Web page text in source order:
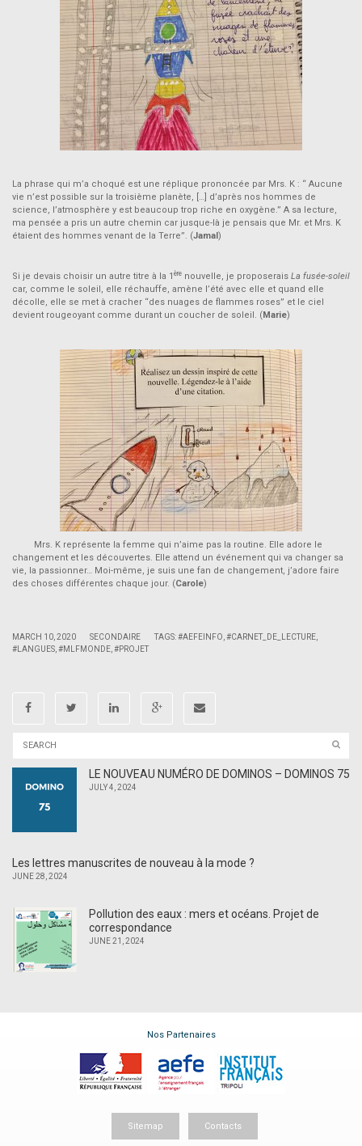
La phrase qui m’a choqué est une réplique prononcée par Mrs. K : “ Aucune
vie n’est possible sur la troisième planète, […] d’après nos hommes de
science, l’atmosphère y est beaucoup trop riche en oxygène.” A sa lecture,
ma pensée a pris un autre chemin car jusque-là je pensais que Mr. et Mrs. K
étaient des hommes venant de la Terre”. (Jamal)
Si je devais choisir un autre titre à la 1 ère nouvelle, je proposerais La fusée-soleil
car, comme le soleil, elle réchauffe, amène l’été avec elle et quand elle
décolle, elle se met à cracher “des nuages de flammes roses” et le ciel
devient rougeoyant comme durant un coucher de soleil. (Marie)
Mrs. K représente la femme qui n’aime pas la routine. Elle adore le
changement et les découvertes. Elle attend un événement qui va changer sa
vie, la passionner… Moi-même, je suis une fan de changement, j’adore faire
des choses différentes chaque jour. (Carole)
MARCH 10, 2020 SECONDAIRE TAGS:#AEFEINFO #CARNET_DE_LECTURE
#LANGUES #MLFMONDE #PROJET
LE NOUVEAU NUMÉRO DE DOMINOS – DOMINOS 75
JULY 4, 2024
Les lettres manuscrites de nouveau à la mode ?
JUNE 28, 2024
Pollution des eaux : mers et océans. Projet de
correspondance
JUNE 21, 2024
Nos Partenaires
Sitemap Contacts